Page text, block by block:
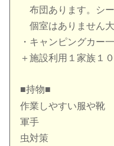
布団あります。シー
個室はありません大
・キャンピングカー
＋施設利用１家族１
■持物■
作業しやすい服や靴
軍手
虫対策